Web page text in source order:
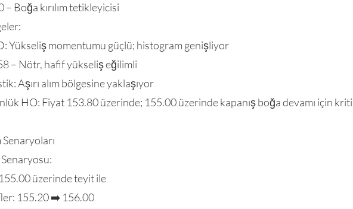
– Boğa kırılım tetikleyicisi
Yükseliş momentumu güçlü; histogram genişliyor
– Nötr, hafif yükseliş eğilimli
Aşırı alım bölgesine yaklaşıyor
HO: Fiyat 153.80 üzerinde; 155.00 üzerinde kapanış boğa devamı için
üzerinde teyit ile
155.20 ➡️ 156.00